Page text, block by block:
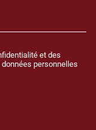
et des
personnelles